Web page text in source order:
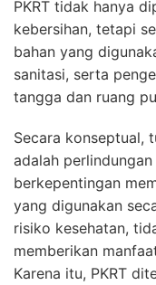
PKRT tidak hanya
kebersihan, tetapi
bahan yang
sanitasi, serta
tangga dan ruang
Secara konseptual,
adalah
berkepentingan
yang digunakan
risiko kesehatan,
memberikan
Karena itu, PKRT